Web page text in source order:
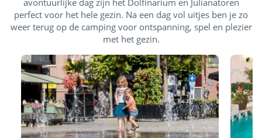
perfect voor het hele gezin. Na een dag vol uitjes ben je zo
weer terug op de camping voor ontspanning, spel en plezier
met het gezin.